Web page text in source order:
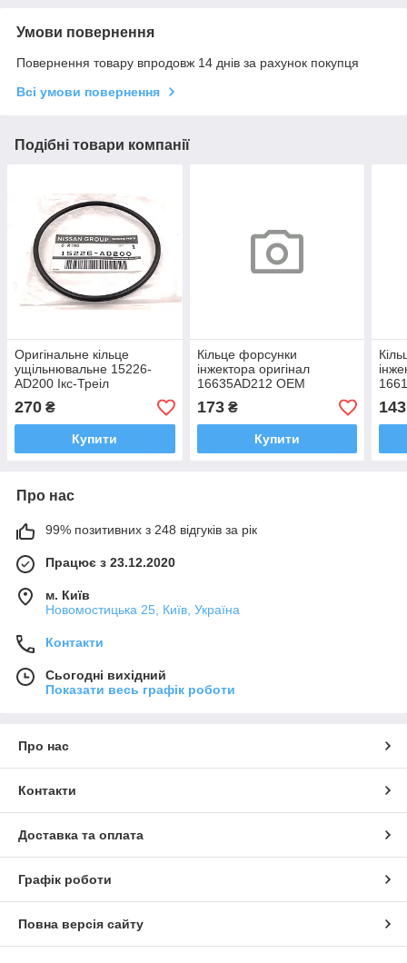
Умови повернення
Повернення товару впродовж 14 днів за рахунок покупця
Всі умови повернення
Подібні товари компанії
Оригінальне кільце
ущільнювальне 15226-
AD200 Ікс-Треіл
270 ₴
Купити
Кільце форсунки
інжектора оригінал
16635AD212 OEM
16635AD212 Ніссан Ікс-
Трейл Альмера 1999-2007
173₴
Купити
143
Про нас
99% позитивних з 248 відгуків за рік
Працює з 23.12.2020
м. Київ
Новомостицька 25, Київ, Україна
Контакти
Сьогодні вихідний
Показати весь графік роботи
Про нас
Контакти
Доставка та оплата
Графік роботи
Повна версія сайту